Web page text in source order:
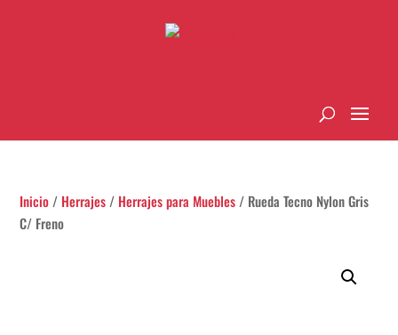
Inicio / Herrajes / Herrajes para Muebles / Rueda Tecno Nylon Gris
C/ Freno